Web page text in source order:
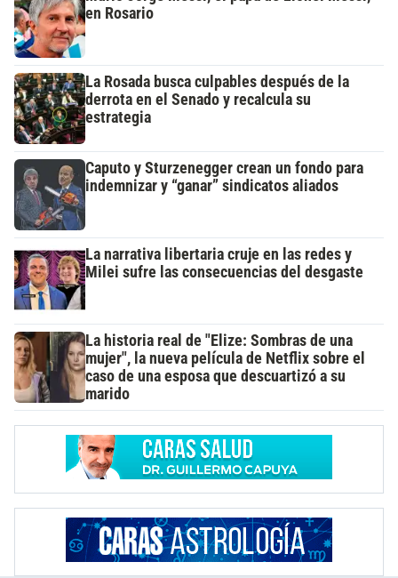
en Rosario
La Rosada busca culpables después de la
derrota en el Senado y recalcula su
estrategia
Caputo y Sturzenegger crean un fondo para
indemnizar y “ganar” sindicatos aliados
La narrativa libertaria cruje en las redes y
Milei sufre las consecuencias del desgaste
La historia real de "Elize: Sombras de una
mujer", la nueva película de Netflix sobre el
caso de una esposa que descuartizó a su
marido